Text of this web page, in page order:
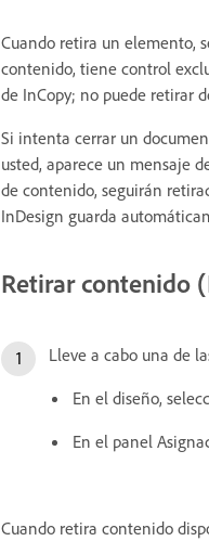
Cuando retira un elemento,
contenido, tiene control
de InCopy; no puede retirar
Si intenta cerrar un
usted, aparece un mensaje
de contenido, seguirán
InDesign guarda
Retirar contenido
Lleve a cabo una de
En el diseño,
En el panel
Cuando retira contenido